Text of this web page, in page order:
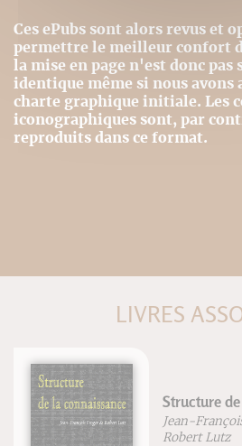
Ces ePubs sont alors revus et
permettre le meilleur confort
la mise en page n'est donc
identique même si nous avons
charte graphique initiale. Les
iconographiques sont, par
reproduits dans ce format.
LIVRES
Structure de la connaissance
Jean-François Froger
Robert Lutz